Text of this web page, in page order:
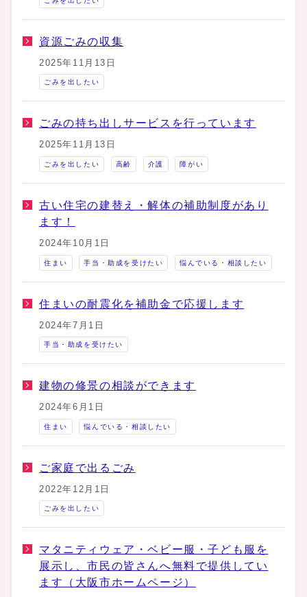
資源ごみの収集
2025年11月13日
ごみを出したい
ごみの持ち出しサービスを行っています
2025年11月13日
ごみを出したい 高齢 介護 障がい
古い住宅の建替え・解体の補助制度があり
ます！
2024年10月1日
住まい 手当・助成を受けたい 悩んでいる・相談したい
住まいの耐震化を補助金で応援します
2024年7月1日
手当・助成を受けたい
建物の修景の相談ができます
2024年6月1日
住まい 悩んでいる・相談したい
ご家庭で出るごみ
2022年12月1日
ごみを出したい
マタニティウェア・ベビー服・子ども服を
展示し、市民の皆さんへ無料で提供してい
ます（大阪市ホームページ）